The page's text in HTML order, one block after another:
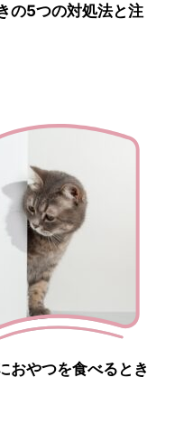
の5つの対処法と注
おやつを食べるとき